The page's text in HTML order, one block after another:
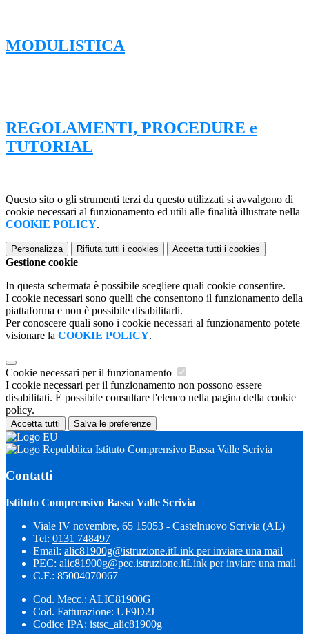
MODULISTICA
REGOLAMENTI, PROCEDURE e
TUTORIAL
Questo sito o gli strumenti terzi da questo utilizzati si avvalgono di
cookie necessari al funzionamento ed utili alle finalità illustrate nella
COOKIE POLICY.
Personalizza Rifiuta tutti i cookies Accetta tutti i cookies
Gestione cookie
In questa schermata è possibile scegliere quali cookie consentire.
I cookie necessari sono quelli che consentono il funzionamento della
piattaforma e non è possibile disabilitarli.
Per conoscere quali sono i cookie necessari al funzionamento potete
visionare la COOKIE POLICY.
Cookie necessari per il funzionamento
I cookie necessari per il funzionamento non possono essere
disabilitati. È possibile consultare l'elenco nella pagina della cookie
policy.
Accetta tutti Salva le preferenze
Istituto Comprensivo Bassa Valle Scrivia
Contatti
Istituto Comprensivo Bassa Valle Scrivia
Viale IV novembre, 65 15053 - Castelnuovo Scrivia (AL)
Tel: 0131 748497
Email: alic81900g@istruzione.itLink per inviare una mail
PEC: alic81900g@pec.istruzione.itLink per inviare una mail
C.F.: 85004070067
Cod. Mecc.: ALIC81900G
Cod. Fatturazione: UF9D2J
Codice IPA: istsc_alic81900g